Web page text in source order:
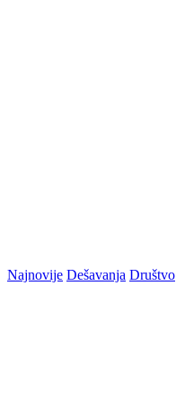
Najnovije Dešavanja Društvo